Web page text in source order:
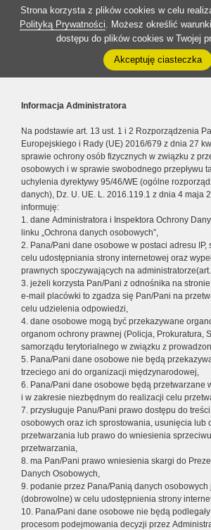
Strona korzysta z plików cookies w celu
Polityką Prywatności. Możesz określić
dostępu do plików cookies w Twojej
Akceptuję ciasteczka
Informacja Administratora
Na podstawie art. 13 ust. 1 i 2 Rozporządzenia
Europejskiego i Rady (UE) 2016/679 z dnia 27
sprawie ochrony osób fizycznych w związku z
osobowych i w sprawie swobodnego przepływu
uchylenia dyrektywy 95/46/WE (ogólne
danych), Dz. U. UE. L. 2016.119.1 z dnia 4 maja
informuję:
1. dane Administratora i Inspektora Ochrony
linku „Ochrona danych osobowych”,
2. Pana/Pani dane osobowe w postaci adresu IP,
celu udostępniania strony internetowej oraz
prawnych spoczywających na
3. jeżeli korzysta Pan/Pani z odnośnika na
e-mail placówki to zgadza się Pan/Pani na
celu udzielenia odpowiedzi,
4. dane osobowe mogą być przekazywane
organom ochrony prawnej (Policja, Prokuratura,
samorządu terytorialnego w związku z
5. Pana/Pani dane osobowe nie będą
trzeciego ani do organizacji międzynarodowej,
6. Pana/Pani dane osobowe będą przetwarzane
i w zakresie niezbędnym do realizacji celu
7. przysługuje Panu/Pani prawo dostępu do
osobowych oraz ich sprostowania, usunięcia lub
przetwarzania lub prawo do wniesienia
przetwarzania,
8. ma Pan/Pani prawo wniesienia skargi do
Danych Osobowych,
9. podanie przez Pana/Panią danych osobowych
(dobrowolne) w celu udostępnienia strony
10. Pana/Pani dane osobowe nie będą
procesom podejmowania decyzji przez